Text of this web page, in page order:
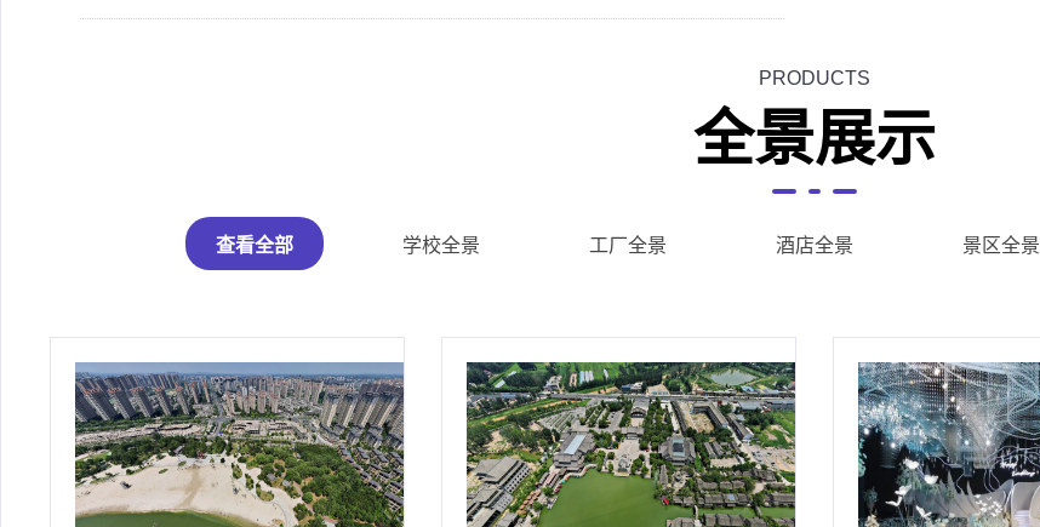
PRODUCTS
全景展示
查看全部 学校全景 工厂全景 酒店全景 景区全景